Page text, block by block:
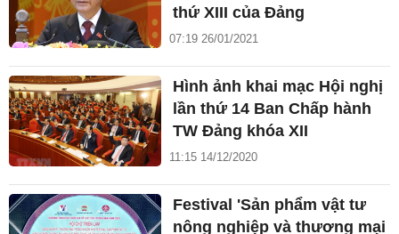
thứ XIII của Đảng
07:19 26/01/2021
Hình ảnh khai mạc Hội nghị
lần thứ 14 Ban Chấp hành
TW Đảng khóa XII
11:15 14/12/2020
Festival 'Sản phẩm vật tư
nông nghiệp và thương mại